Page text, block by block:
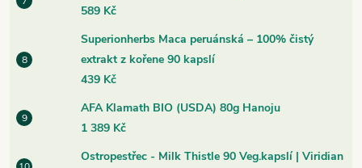
589 Kč
Superionherbs Maca peruánská – 100% čistý
extrakt z kořene 90 kapslí
439 Kč
AFA Klamath BIO (USDA) 80g Hanoju
1 389 Kč
Ostropestřec - Milk Thistle 90 Veg.kapslí | Viridian